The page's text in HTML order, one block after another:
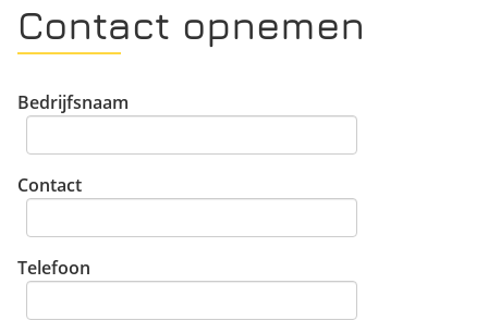
Contact opnemen
Bedrijfsnaam
Contact
Telefoon